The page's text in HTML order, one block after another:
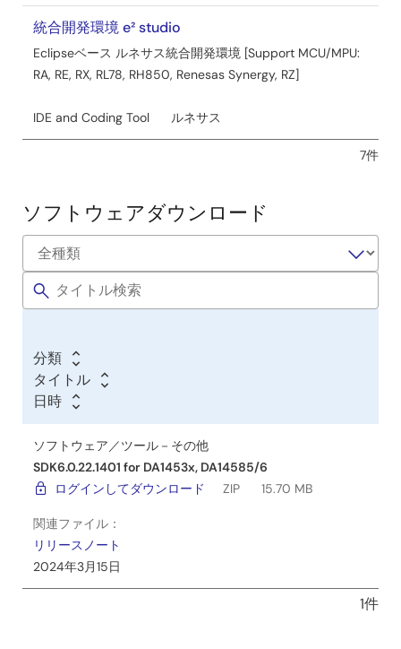
統合開発環境 e² studio
Eclipseベース ルネサス統合開発環境 [Support MCU/MPU:
RA, RE, RX, RL78, RH850, Renesas Synergy, RZ]
IDE and Coding Tool ルネサス
7件
ソフトウェアダウンロード
分類
タイトル
日時
ソフトウェア／ツール－その他
SDK6.0.22.1401 for DA1453x, DA14585/6
ログインしてダウンロード
ZIP 15.70 MB
関連ファイル：
リリースノート
2024年3月15日
1件